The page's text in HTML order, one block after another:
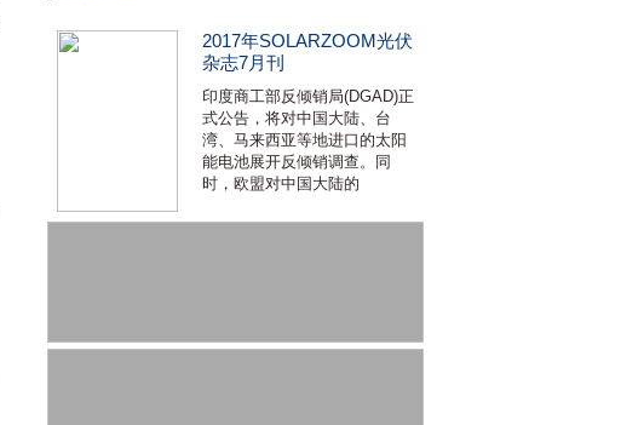
2017年SOLARZOOM光伏
杂志7月刊
印度商工部反倾销局(DGAD)正
式公告，将对中国大陆、台
湾、马来西亚等地进口的太阳
能电池展开反倾销调查。同
时，欧盟对中国大陆的